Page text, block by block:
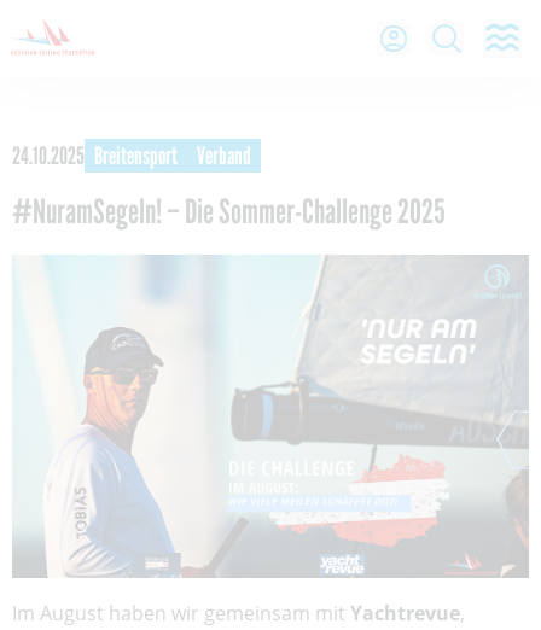
Open
24.10.2025 Breitensport Verband
#NuramSegeln! – Die Sommer-Challenge 2025
Im August haben wir gemeinsam mit Yachtrevue,